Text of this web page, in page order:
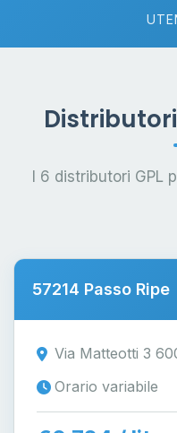
I 6 distributori
57214 Passo Ripe
Via Matteotti 3
Orario variabile